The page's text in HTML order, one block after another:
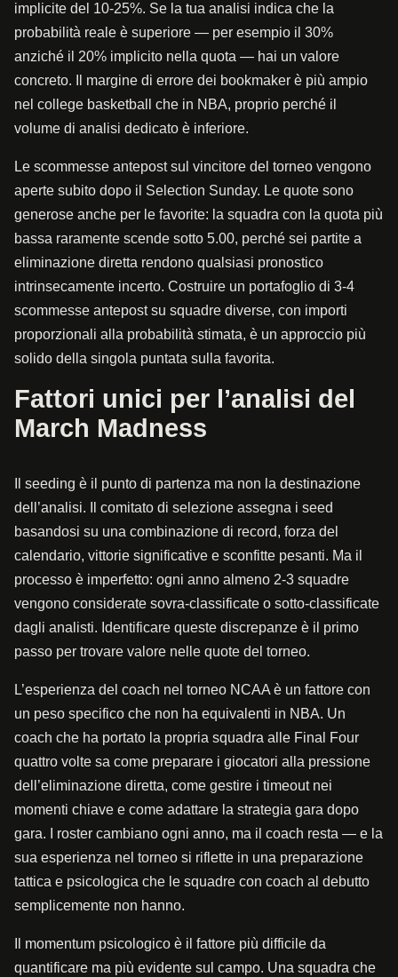
implicite del 10-25%. Se la tua analisi indica che la
probabilità reale è superiore — per esempio il 30%
anziché il 20% implicito nella quota — hai un valore
concreto. Il margine di errore dei bookmaker è più ampio
nel college basketball che in NBA, proprio perché il
volume di analisi dedicato è inferiore.
Le scommesse antepost sul vincitore del torneo vengono
aperte subito dopo il Selection Sunday. Le quote sono
generose anche per le favorite: la squadra con la quota più
bassa raramente scende sotto 5.00, perché sei partite a
eliminazione diretta rendono qualsiasi pronostico
intrinsecamente incerto. Costruire un portafoglio di 3-4
scommesse antepost su squadre diverse, con importi
proporzionali alla probabilità stimata, è un approccio più
solido della singola puntata sulla favorita.
Fattori unici per l’analisi del
March Madness
Il seeding è il punto di partenza ma non la destinazione
dell’analisi. Il comitato di selezione assegna i seed
basandosi su una combinazione di record, forza del
calendario, vittorie significative e sconfitte pesanti. Ma il
processo è imperfetto: ogni anno almeno 2-3 squadre
vengono considerate sovra-classificate o sotto-classificate
dagli analisti. Identificare queste discrepanze è il primo
passo per trovare valore nelle quote del torneo.
L’esperienza del coach nel torneo NCAA è un fattore con
un peso specifico che non ha equivalenti in NBA. Un
coach che ha portato la propria squadra alle Final Four
quattro volte sa come preparare i giocatori alla pressione
dell’eliminazione diretta, come gestire i timeout nei
momenti chiave e come adattare la strategia gara dopo
gara. I roster cambiano ogni anno, ma il coach resta — e la
sua esperienza nel torneo si riflette in una preparazione
tattica e psicologica che le squadre con coach al debutto
semplicemente non hanno.
Il momentum psicologico è il fattore più difficile da
quantificare ma più evidente sul campo. Una squadra che